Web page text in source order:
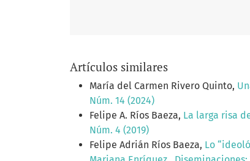
Artículos similares
María del Carmen Rivero Quinto,
Núm. 14 (2024)
Felipe A. Ríos Baeza, La larga risa
Núm. 4 (2019)
Felipe Adrián Ríos Baeza, Lo